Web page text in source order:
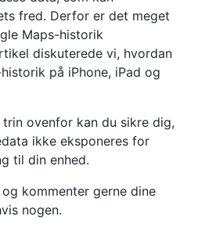
fred. Derfor er det meget
Maps-historik
diskuterede vi, hvordan
på iPhone, iPad og
ovenfor kan du sikre dig,
ikke eksponeres for
til din enhed.
kommenter gerne dine
nogen.